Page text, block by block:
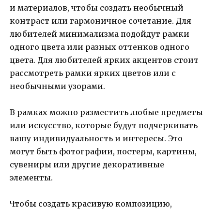
и материалов, чтобы создать необычный
контраст или гармоничное сочетание. Для
любителей минимализма подойдут рамки
одного цвета или разных оттенков одного
цвета. Для любителей ярких акцентов стоит
рассмотреть рамки ярких цветов или с
необычными узорами.
В рамках можно разместить любые предметы
или искусство, которые будут подчеркивать
вашу индивидуальность и интересы. Это
могут быть фотографии, постеры, картины,
сувениры или другие декоративные
элементы.
Чтобы создать красивую композицию,